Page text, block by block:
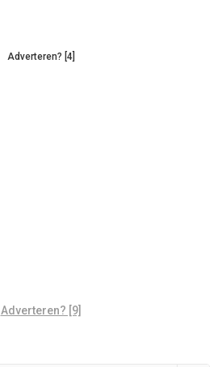
Adverteren? [4]
Adverteren? [9]